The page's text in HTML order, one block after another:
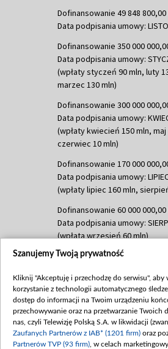
Dofinansowanie 49 848 800,00
Data podpisania umowy:
Dofinansowanie 350 000
Data podpisania umowy:
(wpłaty styczeń 90 mln, luty
marzec 130 mln)
Dofinansowanie 300 000
Data podpisania umowy:
(wpłaty kwiecień 150 mln, maj
czerwiec 10 mln)
Dofinansowanie 170 000
Data podpisania umowy:
(wpłaty lipiec 160 mln,
Dofinansowanie 60 000 000,00
Data podpisania umowy:
(wpłata wrzesień 60 mln)
Dofinansowanie 635 783 051,21
(wpłata wrzesień 100 mln,
mln, listopad 265 mln)
Dofinansowanie 48 862 000,00
Data podpisania umowy:
(wpłata grudzień 60,548 mln)
Szanujemy Twoją prywatność
Kliknij "Akceptuję i przechodzę do serwisu", aby
korzystanie z technologii automatycznego
dostęp do informacji na Twoim urządzeniu
przechowywanie oraz na przetwarzanie Twoich
nas, czyli Telewizję Polską S.A. w likwidacji
Zaufanych Partnerów z IAB* (1201 firm) oraz
Partnerów TVP (93 firm) , w celach